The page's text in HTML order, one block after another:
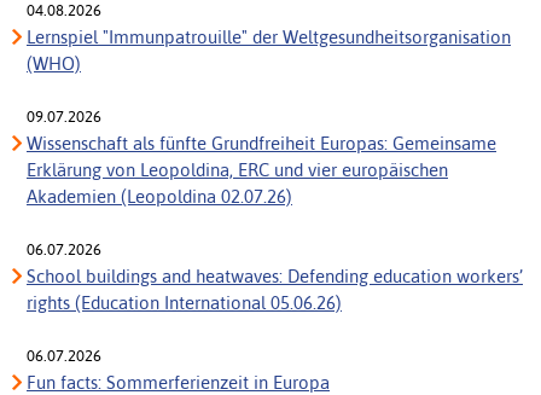
04.08.2026
Lernspiel "Immunpatrouille" der Weltgesundheitsorganisation
(WHO)
09.07.2026
Wissenschaft als fünfte Grundfreiheit Europas: Gemeinsame
Erklärung von Leopoldina, ERC und vier europäischen
Akademien (Leopoldina 02.07.26)
06.07.2026
School buildings and heatwaves: Defending education workers’
rights (Education International 05.06.26)
06.07.2026
Fun facts: Sommerferienzeit in Europa